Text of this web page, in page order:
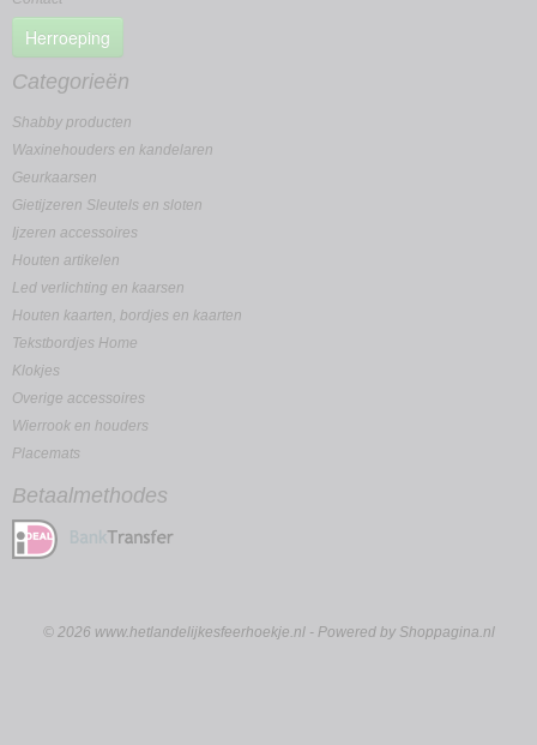
Herroeping
Categorieën
Shabby producten
Waxinehouders en kandelaren
Geurkaarsen
Gietijzeren Sleutels en sloten
Ijzeren accessoires
Houten artikelen
Led verlichting en kaarsen
Houten kaarten, bordjes en kaarten
Tekstbordjes Home
Klokjes
Overige accessoires
Wierrook en houders
Placemats
Betaalmethodes
© 2026 www.hetlandelijkesfeerhoekje.nl - Powered by Shoppagina.nl